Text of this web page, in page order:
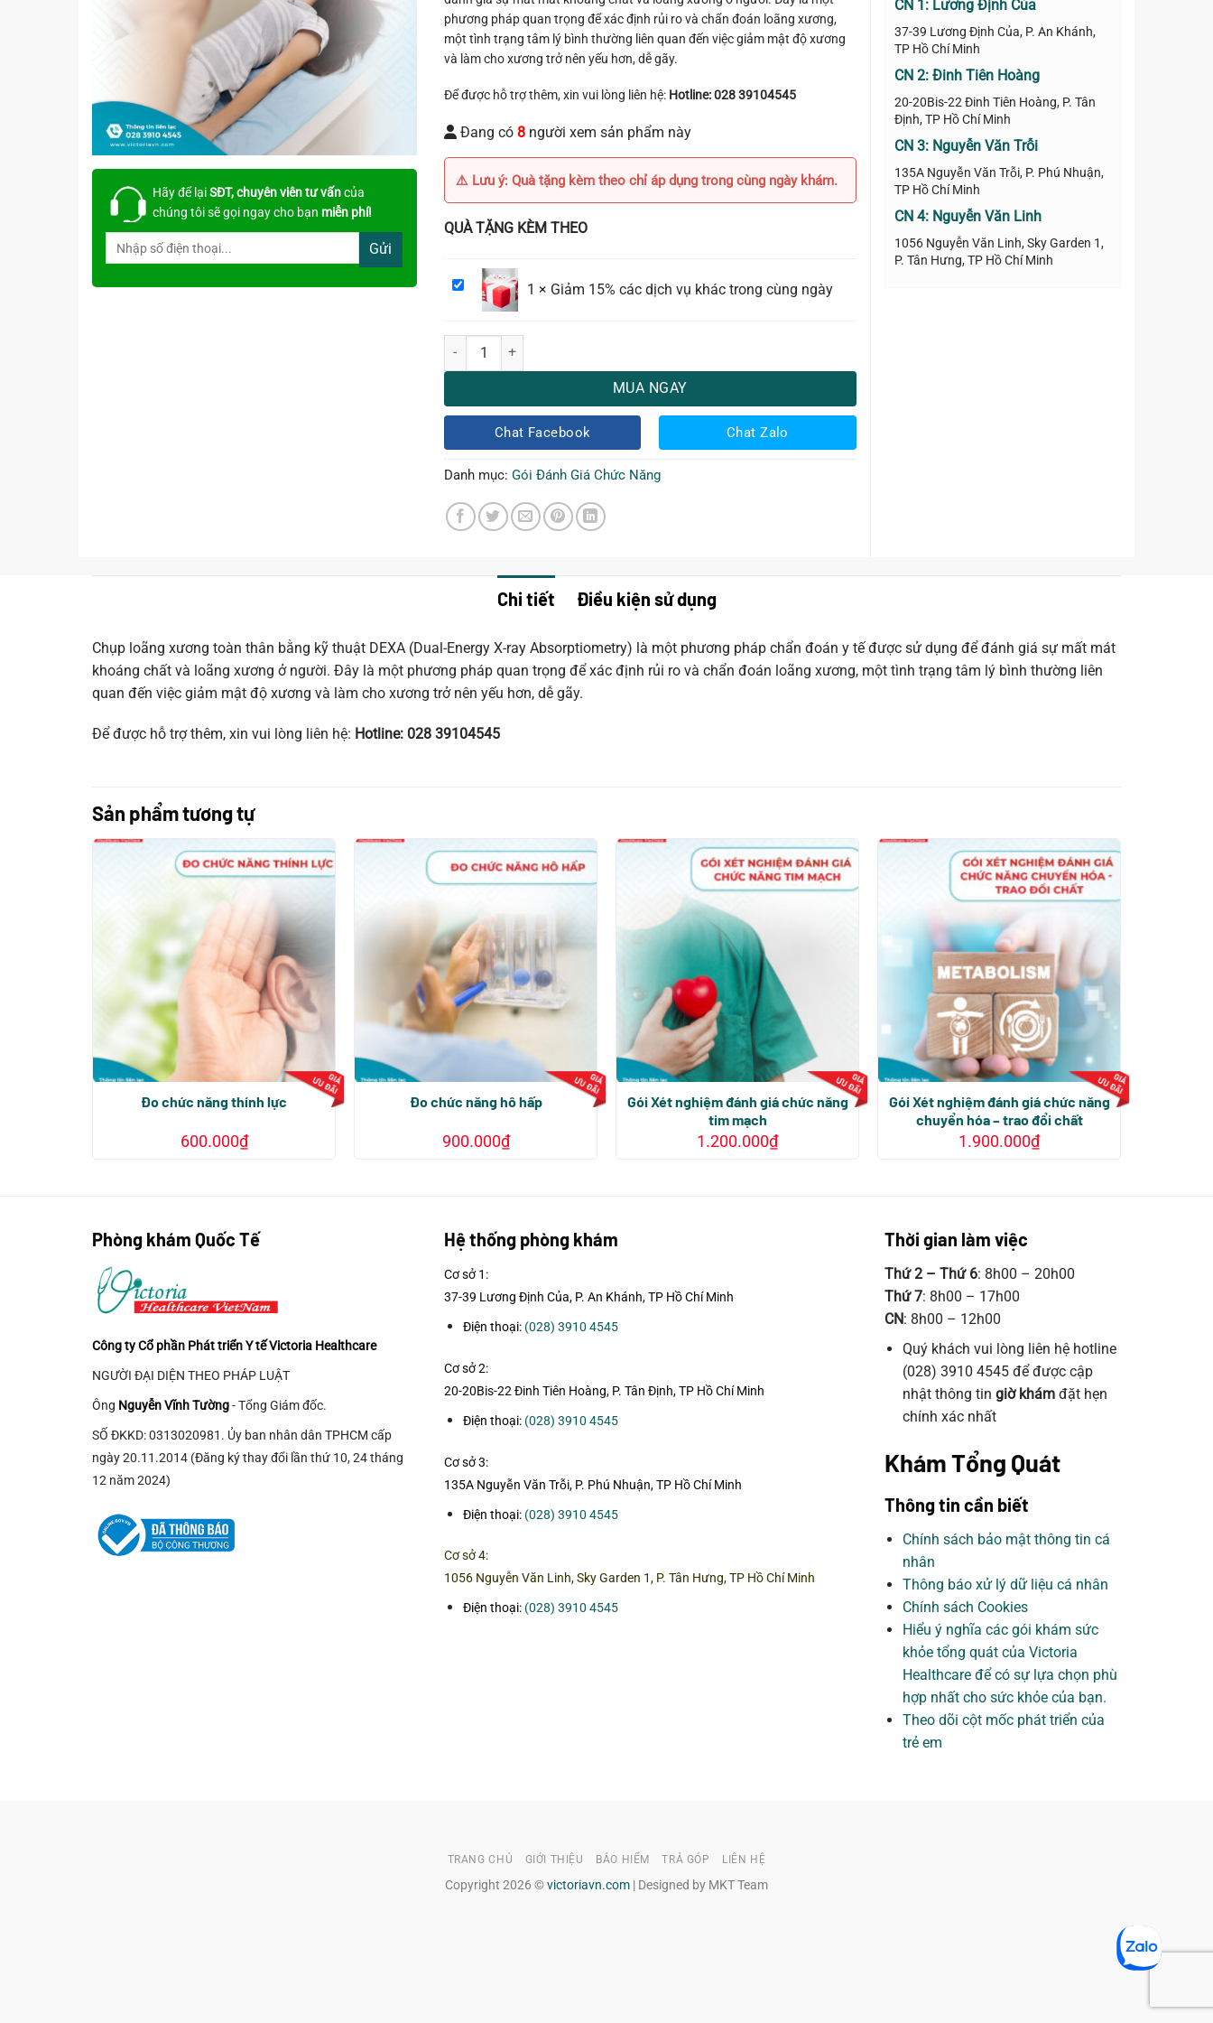
Hãy để lạiSĐT, chuyên viên tư vấncủa
chúng tôi sẽ gọi ngay cho bạn miễn phí!
phương pháp quan trọng để xác định rủi ro và chẩn đoán loãng xương,
một tình trạng tâm lý bình thường liên quan đến việc giảm mật độ xương
và làm cho xương trở nên yếu hơn, dễ gãy.
Để được hỗ trợ thêm, xin vui lòng liên hệ: Hotline: 028 39104545
Đang có 8 người xem sản phẩm này
⚠️ Lưu ý: Quà tặng kèm theo chỉ áp dụng trong cùng ngày khám.
QUÀ TẶNG KÈM THEO
Giảm
các
vụ
trong
ngày
1 × Giảm 15% các dịch vụ khác trong cùng ngày
Chụp loãng xương toàn thân bằng kỹ thuật DEXA số lượng
MUA NGAY
Chat Facebook Chat Zalo
Danh mục: Gói Đánh Giá Chức Năng
CN 1: Lương Định Của
37-39 Lương Định Của, P. An Khánh,
TP Hồ Chí Minh
CN 2: Đinh Tiên Hoàng
20-20Bis-22 Đinh Tiên Hoàng, P. Tân
Định, TP Hồ Chí Minh
CN 3: Nguyễn Văn Trỗi
135A Nguyễn Văn Trỗi, P. Phú Nhuận,
TP Hồ Chí Minh
CN 4: Nguyễn Văn Linh
1056 Nguyễn Văn Linh, Sky Garden 1,
P. Tân Hưng, TP Hồ Chí Minh
Chi tiết Điều kiện sử dụng
Chụp loãng xương toàn thân bằng kỹ thuật DEXA (Dual-Energy X-ray Absorptiometry) là một phương pháp chẩn đoán y tế được sử dụng để đánh giá sự mất mát
khoáng chất và loãng xương ở người. Đây là một phương pháp quan trọng để xác định rủi ro và chẩn đoán loãng xương, một tình trạng tâm lý bình thường liên
quan đến việc giảm mật độ xương và làm cho xương trở nên yếu hơn, dễ gãy.
Để được hỗ trợ thêm, xin vui lòng liên hệ: Hotline: 028 39104545
Sản phẩm tương tự
Đo chức năng thính lực
600.000₫
nhiều
Các
chọn
có
được
chọn
trên
Đo chức năng hô hấp
900.000₫
nhiều
Các
tùy
có
thể
chọn
trang
sản
phẩm
Gói Xét nghiệm đánh giá chức năng
tim mạch
1.200.000₫
thể
sản
Gói Xét nghiệm đánh giá chức năng
chuyển hóa – trao đổi chất
1.900.000₫
nhiều
Các
tùy
chọn
có
thể
trang
phẩm
Phòng khám Quốc Tế
Công ty Cổ phần Phát triển Y tế Victoria Healthcare
NGƯỜI ĐẠI DIỆN THEO PHÁP LUẬT
Ông Nguyễn Vĩnh Tường- Tổng Giám đốc.
SỐ ĐKKD: 0313020981. Ủy ban nhân dân TPHCM cấp
ngày 20.11.2014 (Đăng ký thay đổi lần thứ 10, 24 tháng
12 năm 2024)
Hệ thống phòng khám
Cơ sở 1:
37-39 Lương Định Của, P. An Khánh, TP Hồ Chí Minh
Điện thoại: (028) 3910 4545
Cơ sở 2:
20-20Bis-22 Đinh Tiên Hoàng, P. Tân Định, TP Hồ Chí Minh
Điện thoại: (028) 3910 4545
Cơ sở 3:
135A Nguyễn Văn Trỗi, P. Phú Nhuận, TP Hồ Chí Minh
Điện thoại: (028) 3910 4545
Cơ sở 4:
1056 Nguyễn Văn Linh, Sky Garden 1, P. Tân Hưng, TP Hồ Chí Minh
Điện thoại: (028) 3910 4545
Thời gian làm việc
Thứ 2 – Thứ 6: 8h00 – 20h00
Thứ 7: 8h00 – 17h00
CN: 8h00 – 12h00
Quý khách vui lòng liên hệ hotline
(028) 3910 4545 để được cập
nhật thông tingiờ khám đặt hẹn
chính xác nhất
Khám Tổng Quát
Thông tin cần biết
Chính sách bảo mật thông tin cá
nhân
Thông báo xử lý dữ liệu cá nhân
Chính sách Cookies
Hiểu ý nghĩa các gói khám sức
khỏe tổng quát của Victoria
Healthcare để có sự lựa chọn phù
hợp nhất cho sức khỏe của bạn.
Theo dõi cột mốc phát triển của
trẻ em
TRANG CHỦ GIỚI THIỆU BẢO HIỂM TRẢ GÓP LIÊN HỆ
Copyright 2026 ©victoriavn.com | Designed by MKT Team